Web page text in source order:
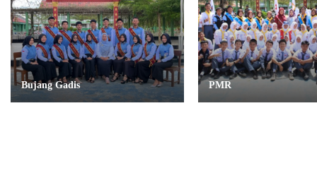
Bujang Gadis PMR